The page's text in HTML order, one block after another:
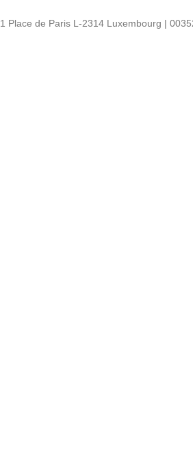
1 Place de Paris L-2314 Luxembourg |